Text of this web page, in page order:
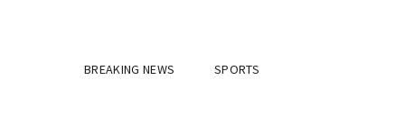
BREAKING NEWS SPORTS